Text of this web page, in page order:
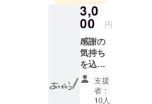
3,0
00 円
感謝の
気持ち
を込め
たサン
クス
メール
支援
者：
10人